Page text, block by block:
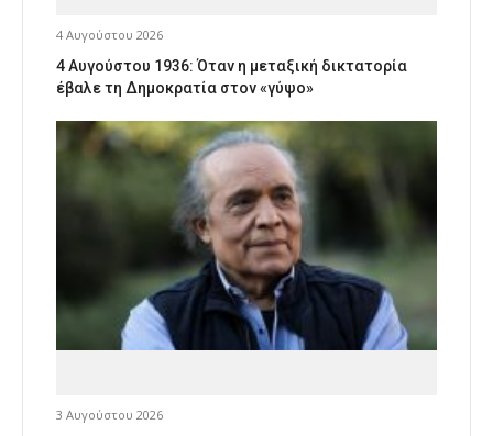
4 Αυγούστου 2026
4 Αυγούστου 1936: Όταν η μεταξική δικτατορία
έβαλε τη Δημοκρατία στον «γύψο»
3 Αυγούστου 2026